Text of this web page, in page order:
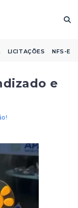
LICITAÇÕES NFS-E
e